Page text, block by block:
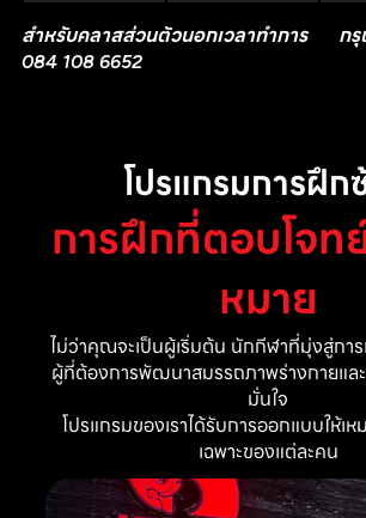
สำหรับคลาสส่วนตัวนอกเวลาทำการ ก
084 108 6652
โปรแกรมการฝึก
การฝึกที่ตอบโจท
หมาย
ไม่ว่าคุณจะเป็นผู้เริ่มต้น นักกีฬาที่มุ่งสู่กา
ผู้ที่ต้องการพัฒนาสมรรถภาพร่างกายและ
มั่นใจ
โปรแกรมของเราได้รับการออกแบบให้เห
เฉพาะของแต่ละคน